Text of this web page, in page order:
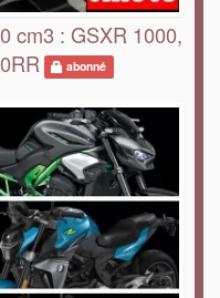
cm3 : GSXR 1000,
abonné